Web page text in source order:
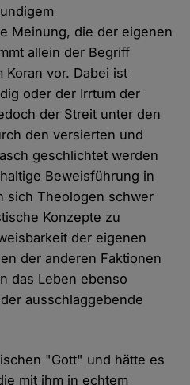
Meinung, die der eigenen
allein der Begriff
vor. Dabei ist
oder der Irrtum der
der Streit unter den
den versierten und
geschlichtet werden
Beweisführung in
sich Theologen schwer
Konzepte zu
der eigenen
der anderen Faktionen
das Leben ebenso
ausschlaggebende
"Gott" und hätte es
mit ihm in echtem